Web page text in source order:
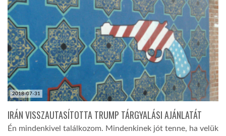
TROPICALMAGAZIN
GLOBOTV
AFRIKA TUDÁSTÁR
2018-07-31
IRÁN VISSZAUTASÍTOTTA TRUMP TÁRGYALÁSI AJÁNLATÁT
Én mindenkivel találkozom. Mindenkinek jót tenne, ha velük